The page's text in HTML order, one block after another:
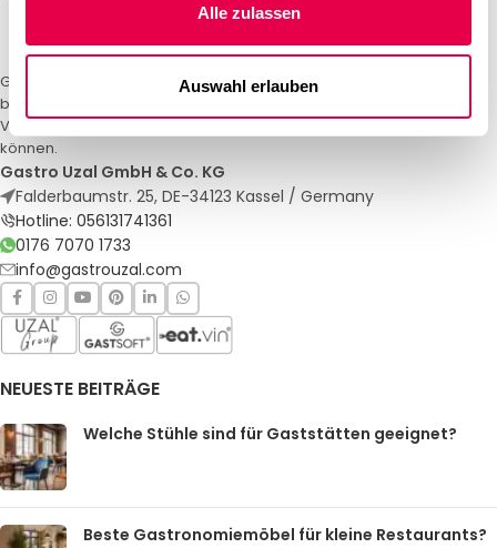
Alle zulassen
Auswahl erlauben
Gastro Uzal – Ihr Spezialist für Gastronomiemöbel und -textilien. Wir
bieten maßgeschneiderte Lösungen für Restaurants, Hotels und
Veranstaltungen. Qualität und Service, auf die Sie sich verlassen
können.
Gastro Uzal GmbH & Co. KG
Falderbaumstr. 25, DE-34123 Kassel / Germany
Hotline: 056131741361
0176 7070 1733
info@gastrouzal.com
NEUESTE BEITRÄGE
Welche Stühle sind für Gaststätten geeignet?
Beste Gastronomiemöbel für kleine Restaurants?